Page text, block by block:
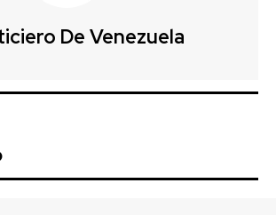
De Venezuela